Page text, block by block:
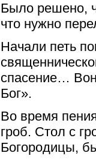
Было решено,
что нужно
Начали петь
спасение…
Бог».
Во время
гроб. Стол с
Богородицы,